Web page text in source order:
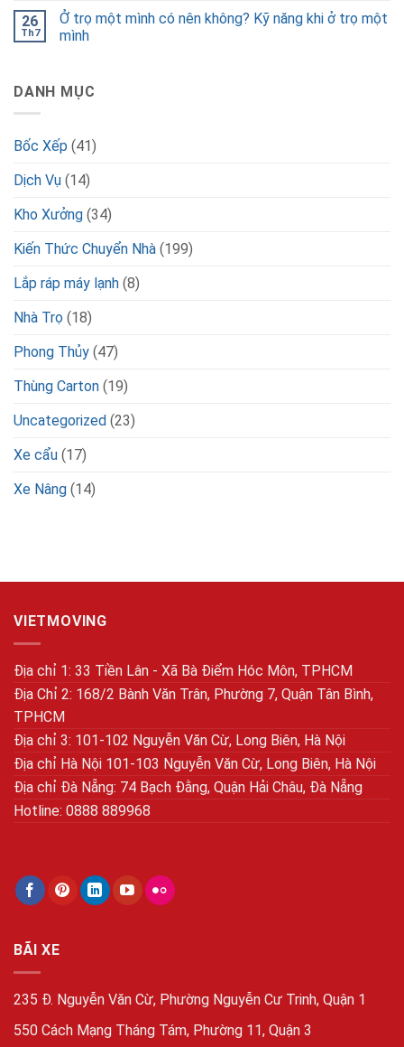
26
Th7
Ở trọ một mình có nên không? Kỹ năng khi ở trọ một
mình
DANH MỤC
Bốc Xếp (41)
Dịch Vụ (14)
Kho Xưởng (34)
Kiến Thức Chuyển Nhà (199)
Lắp ráp máy lạnh (8)
Nhà Trọ (18)
Phong Thủy (47)
Thùng Carton (19)
Uncategorized (23)
Xe cẩu (17)
Xe Nâng (14)
VIETMOVING
Địa chỉ 1: 33 Tiền Lân - Xã Bà Điểm Hóc Môn, TPHCM
Địa Chỉ 2: 168/2 Bành Văn Trân, Phường 7, Quận Tân Bình,
TPHCM
Địa chỉ 3: 101-102 Nguyễn Văn Cừ, Long Biên, Hà Nội
Địa chỉ Hà Nội 101-103 Nguyễn Văn Cừ, Long Biên, Hà Nội
Địa chỉ Đà Nẵng: 74 Bạch Đằng, Quận Hải Châu, Đà Nẵng
Hotline: 0888 889968
BÃI XE
235 Đ. Nguyễn Văn Cừ, Phường Nguyễn Cư Trinh, Quận 1
550 Cách Mạng Tháng Tám, Phường 11, Quận 3